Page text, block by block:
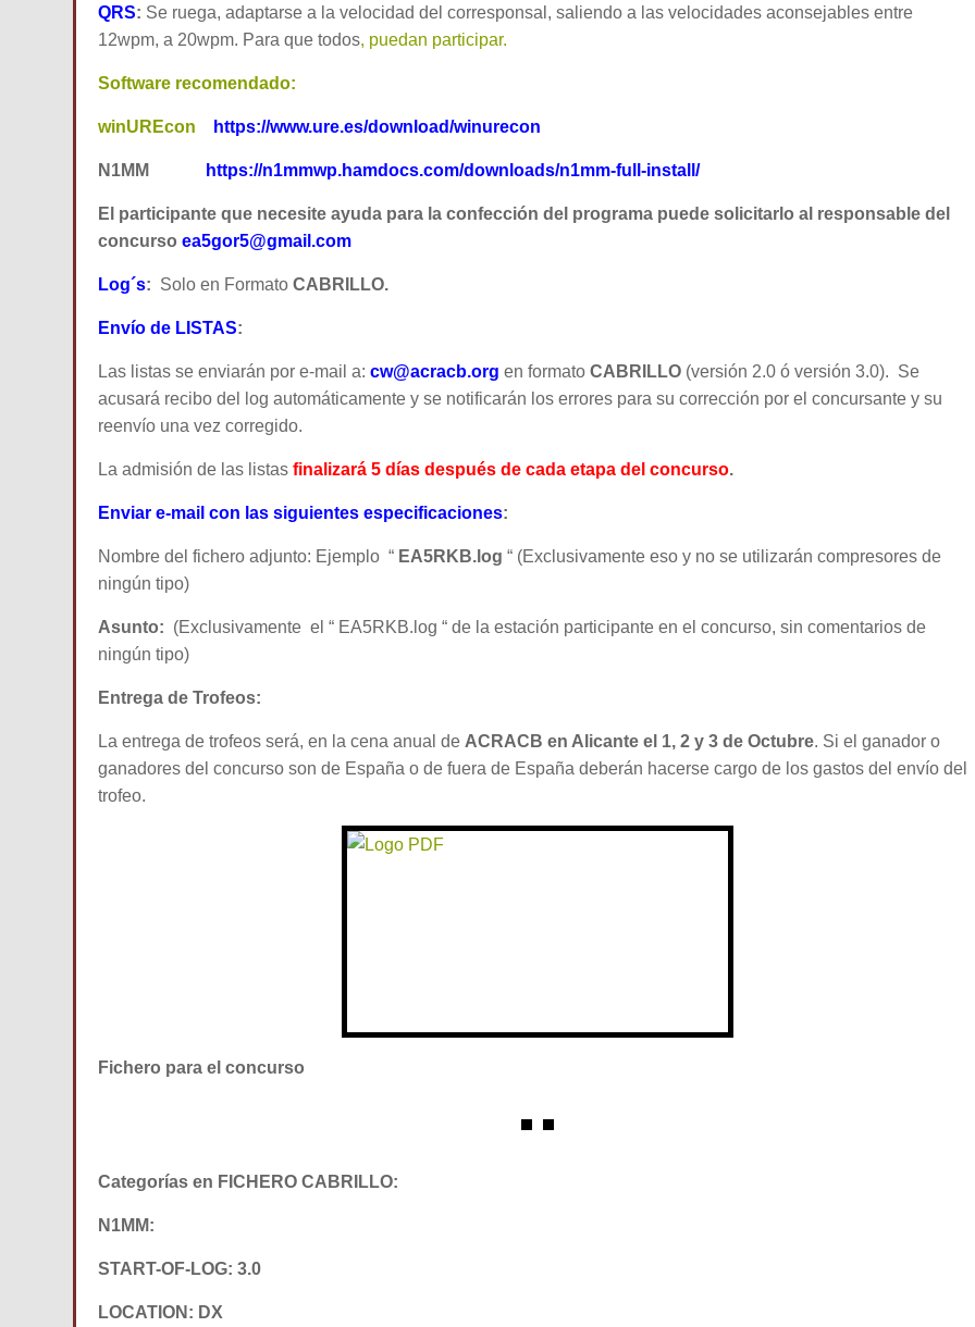
QRS: Se ruega, adaptarse a la velocidad del corresponsal, saliendo a las velocidades aconsejables entre
12wpm, a 20wpm. Para que todos, puedan participar.
Software recomendado:
winUREcon https://www.ure.es/download/winurecon
N1MM https://n1mmwp.hamdocs.com/downloads/n1mm-full-install/
El participante que necesite ayuda para la confección del programa puede solicitarlo al responsable del
concurso ea5gor5@gmail.com
Log´s: Solo en Formato CABRILLO.
Envío de LISTAS:
Las listas se enviarán por e-mail a: cw@acracb.org en formato CABRILLO (versión 2.0 ó versión 3.0). Se
acusará recibo del log automáticamente y se notificarán los errores para su corrección por el concursante y su
reenvío una vez corregido.
La admisión de las listas finalizará 5 días después de cada etapa del concurso.
Enviar e-mail con las siguientes especificaciones:
Nombre del fichero adjunto: Ejemplo “ EA5RKB.log “ (Exclusivamente eso y no se utilizarán compresores de
ningún tipo)
Asunto: (Exclusivamente el “ EA5RKB.log “ de la estación participante en el concurso, sin comentarios de
ningún tipo)
Entrega de Trofeos:
La entrega de trofeos será, en la cena anual de ACRACB en Alicante el 1, 2 y 3 de Octubre. Si el ganador o
ganadores del concurso son de España o de fuera de España deberán hacerse cargo de los gastos del envío del
trofeo.
Fichero para el concurso
Categorías en FICHERO CABRILLO:
N1MM:
START-OF-LOG: 3.0
LOCATION: DX